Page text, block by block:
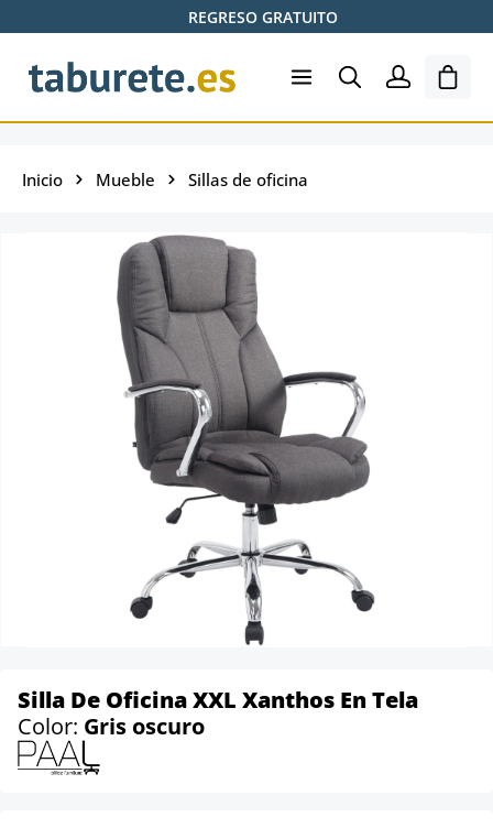
Saltar al contenido principalREGRESO GRATUITO
El
Inicio Mueble Sillas de oficina
Silla De Oficina XXL Xanthos En Tela
Color: Gris oscuro